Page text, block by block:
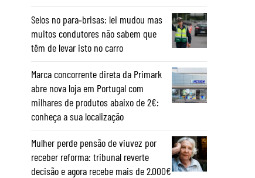
Selos no para‑brisas: lei mudou mas
muitos condutores não sabem que
têm de levar isto no carro
Marca concorrente direta da Primark
abre nova loja em Portugal com
milhares de produtos abaixo de 2€:
conheça a sua localização
Mulher perde pensão de viuvez por
receber reforma: tribunal reverte
decisão e agora recebe mais de 2.000€